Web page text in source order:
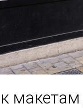
макетам